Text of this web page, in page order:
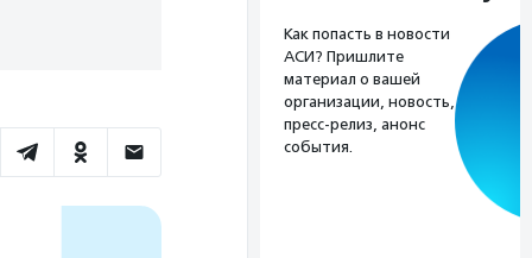
Как попасть в новости
АСИ? Пришлите
материал о вашей
организации, новость,
пресс-релиз, анонс
события.